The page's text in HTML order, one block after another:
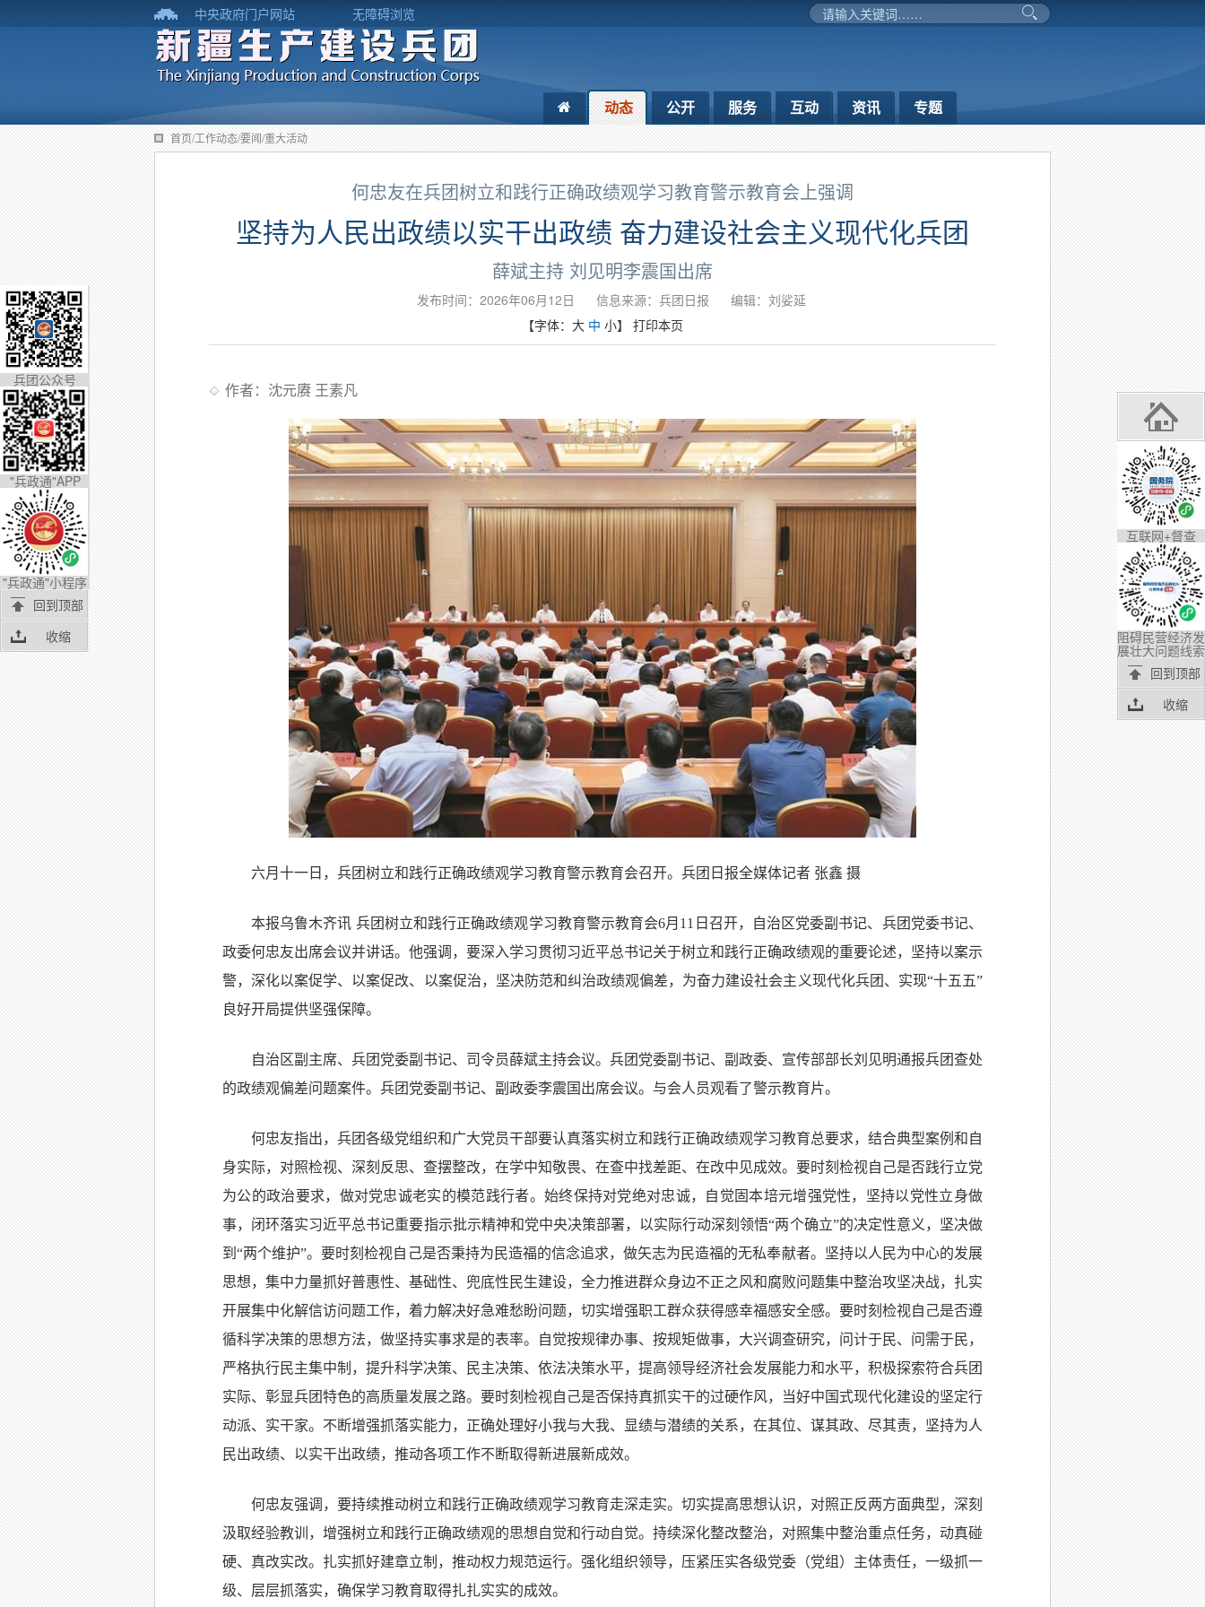
中央政府门户网站 无障碍浏览
动态 公开 服务 互动 资讯 专题
首页/工作动态/要闻/重大活动
何忠友在兵团树立和践行正确政绩观学习教育警示教育会上强调
坚持为人民出政绩以实干出政绩 奋力建设社会主义现代化兵团
薛斌主持 刘见明李震国出席
发布时间：2026年06月12日 信息来源：​兵团日报
编辑：刘娑延
【字体： 大 中 小】 打印本页
作者：沈元赓 王素凡
六月十一日，兵团树立和践行正确政绩观学习教育警示教育会召开。兵团日报全媒体记者 张鑫 摄
本报乌鲁木齐讯 兵团树立和践行正确政绩观学习教育警示教育会6月11日召开，自治区党委副书记、兵团党委书记、
政委何忠友出席会议并讲话。他强调，要深入学习贯彻习近平总书记关于树立和践行正确政绩观的重要论述，坚持以案示
警，深化以案促学、以案促改、以案促治，坚决防范和纠治政绩观偏差，为奋力建设社会主义现代化兵团、实现“十五五”
良好开局提供坚强保障。
自治区副主席、兵团党委副书记、司令员薛斌主持会议。兵团党委副书记、副政委、宣传部部长刘见明通报兵团查处
的政绩观偏差问题案件。兵团党委副书记、副政委李震国出席会议。与会人员观看了警示教育片。
何忠友指出，兵团各级党组织和广大党员干部要认真落实树立和践行正确政绩观学习教育总要求，结合典型案例和自
身实际，对照检视、深刻反思、查摆整改，在学中知敬畏、在查中找差距、在改中见成效。要时刻检视自己是否践行立党
为公的政治要求，做对党忠诚老实的模范践行者。始终保持对党绝对忠诚，自觉固本培元增强党性，坚持以党性立身做
事，闭环落实习近平总书记重要指示批示精神和党中央决策部署，以实际行动深刻领悟“两个确立”的决定性意义，坚决做
到“两个维护”。要时刻检视自己是否秉持为民造福的信念追求，做矢志为民造福的无私奉献者。坚持以人民为中心的发展
思想，集中力量抓好普惠性、基础性、兜底性民生建设，全力推进群众身边不正之风和腐败问题集中整治攻坚决战，扎实
开展集中化解信访问题工作，着力解决好急难愁盼问题，切实增强职工群众获得感幸福感安全感。要时刻检视自己是否遵
循科学决策的思想方法，做坚持实事求是的表率。自觉按规律办事、按规矩做事，大兴调查研究，问计于民、问需于民，
严格执行民主集中制，提升科学决策、民主决策、依法决策水平，提高领导经济社会发展能力和水平，积极探索符合兵团
实际、彰显兵团特色的高质量发展之路。要时刻检视自己是否保持真抓实干的过硬作风，当好中国式现代化建设的坚定行
动派、实干家。不断增强抓落实能力，正确处理好小我与大我、显绩与潜绩的关系，在其位、谋其政、尽其责，坚持为人
民出政绩、以实干出政绩，推动各项工作不断取得新进展新成效。
何忠友强调，要持续推动树立和践行正确政绩观学习教育走深走实。切实提高思想认识，对照正反两方面典型，深刻
汲取经验教训，增强树立和践行正确政绩观的思想自觉和行动自觉。持续深化整改整治，对照集中整治重点任务，动真碰
硬、真改实改。扎实抓好建章立制，推动权力规范运行。强化组织领导，压紧压实各级党委（党组）主体责任，一级抓一
级、层层抓落实，确保学习教育取得扎扎实实的成效。
互联网+督查
阻碍民营经济发
展壮大问题线索
回到顶部
收缩
兵团公众号
"兵政通"APP
"兵政通"小程序
回到顶部
收缩